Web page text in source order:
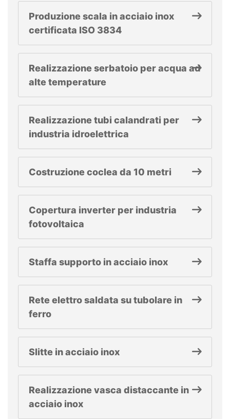
Produzione scala in acciaio inox
certificata ISO 3834
Realizzazione serbatoio per acqua ad
alte temperature
Realizzazione tubi calandrati per
industria idroelettrica
Costruzione coclea da 10 metri
Copertura inverter per industria
fotovoltaica
Staffa supporto in acciaio inox
Rete elettro saldata su tubolare in
ferro
Slitte in acciaio inox
Realizzazione vasca distaccante in
acciaio inox